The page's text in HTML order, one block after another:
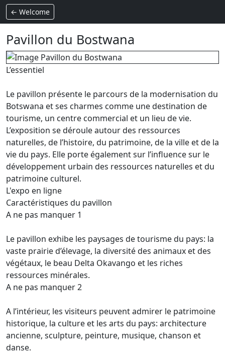
← Welcome
Pavillon du Bostwana
L’essentiel
Le pavillon présente le parcours de la modernisation du
Botswana et ses charmes comme une destination de
tourisme, un centre commercial et un lieu de vie.
L’exposition se déroule autour des ressources
naturelles, de l’histoire, du patrimoine, de la ville et de la
vie du pays. Elle porte également sur l’influence sur le
développement urbain des ressources naturelles et du
patrimoine culturel.
L'expo en ligne
Caractéristiques du pavillon
A ne pas manquer 1
Le pavillon exhibe les paysages de tourisme du pays: la
vaste prairie d’élevage, la diversité des animaux et des
végétaux, le beau Delta Okavango et les riches
ressources minérales.
A ne pas manquer 2
A l’intérieur, les visiteurs peuvent admirer le patrimoine
historique, la culture et les arts du pays: architecture
ancienne, sculpture, peinture, musique, chanson et
danse.